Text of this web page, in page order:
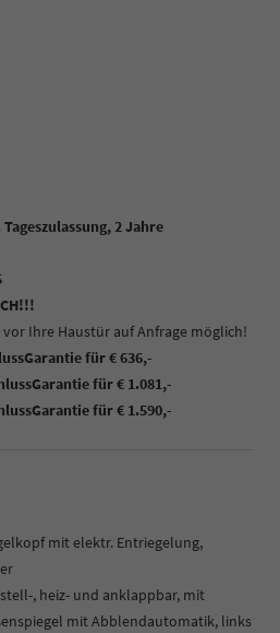
2 Jahre
Ihre Haustür auf Anfrage möglich!
für € 636,-
für € 1.081,-
für € 1.590,-
mit elektr. Entriegelung,
, heiz- und anklappbar, mit
mit Abblendautomatik, links